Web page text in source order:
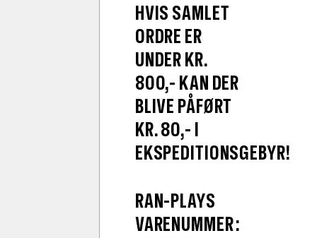
HVIS SAMLET
ORDRE ER
UNDER KR.
800,- KAN DER
BLIVE PÅFØRT
KR. 80,- I
EKSPEDITIONSGEBYR!
RAN-PLAYS
VARENUMMER: